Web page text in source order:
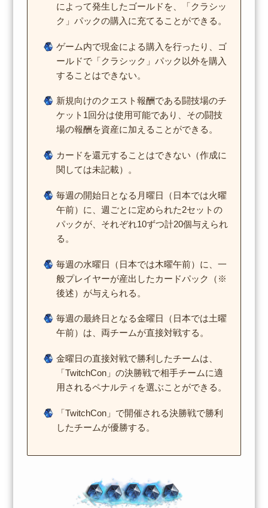
によって発生したゴールドを、「クラシッ
ク」パックの購入に充てることができる。
ゲーム内で現金による購入を行ったり、ゴ
ールドで「クラシック」パック以外を購入
することはできない。
新規向けのクエスト報酬である闘技場のチ
ケット1回分は使用可能であり、その闘技
場の報酬を資産に加えることができる。
カードを還元することはできない（作成に
関しては未記載）。
毎週の開始日となる月曜日（日本では火曜
午前）に、週ごとに定められた2セットの
パックが、それぞれ10ずつ計20個与えられ
る。
毎週の水曜日（日本では木曜午前）に、一
般プレイヤーが産出したカードパック（※
後述）が与えられる。
毎週の最終日となる金曜日（日本では土曜
午前）は、両チームが直接対戦する。
金曜日の直接対戦で勝利したチームは、
「TwitchCon」の決勝戦で相手チームに適
用されるペナルティを選ぶことができる。
「TwitchCon」で開催される決勝戦で勝利
したチームが優勝する。